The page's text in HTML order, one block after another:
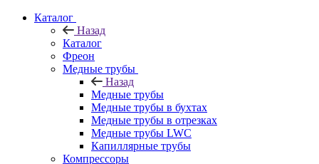
Каталог
Назад
Каталог
Фреон
Медные трубы
Назад
Медные трубы
Медные трубы в бухтах
Медные трубы в отрезках
Медные трубы LWC
Капиллярные трубы
Компрессоры